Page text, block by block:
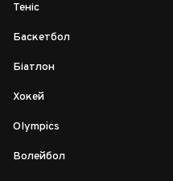
Теніс
Баскетбол
Біатлон
Хокей
Olympics
Волейбол